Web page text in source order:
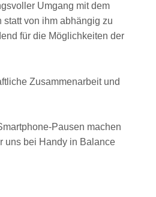
Umgang mit dem
von ihm abhängig zu
für die Möglichkeiten der
Zusammenarbeit und
Pausen machen
uns bei Handy in Balance